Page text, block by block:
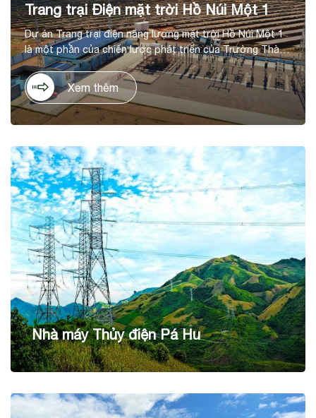
Trang trại Điện mặt trời Hồ Núi Một 1
Dự án Trang trại điện năng lượng mặt trời Hồ Núi Một 1
là một phần của chiến lược phát triển của Trường Thành
trong lĩnh vực năng lượng tái tạo, tại huyện Thuận Nam,
tỉnh Ninh Thuận. Dự án có tổng mức đầu tư là 1.036 tỷ
đồng, trên diện tích 60ha, với công suất thiết kế 50 MWp,
cho sản lượng điện dự kiến hằng năm 90 KWh/năm.
Xem thêm
Nhà máy Thủy điện Pá Hu